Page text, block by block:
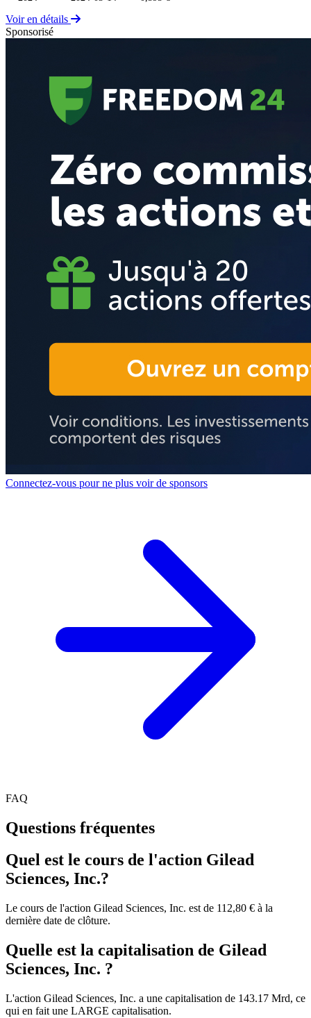
Voir en détails
Sponsorisé
Connectez-vous pour ne plus voir de sponsors
FAQ
Questions fréquentes
Quel est le cours de l'action Gilead
Sciences, Inc.?
Le cours de l'action Gilead Sciences, Inc. est de 112,80 € à la
dernière date de clôture.
Quelle est la capitalisation de Gilead
Sciences, Inc. ?
L'action Gilead Sciences, Inc. a une capitalisation de 143.17 Mrd, ce
qui en fait une LARGE capitalisation.